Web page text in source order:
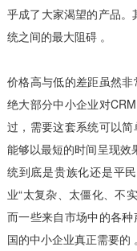
乎成了大家渴望的产品
统之间的最大阻碍 。
价格高与低的差距虽然
绝大部分中小企业对
过，需要这套系统可以
能够以最短的时间呈现效
统到底是贵族化还是平
业“太复杂、太僵化、不
而一些来自市场中的各种
国的中小企业真正需要的 。